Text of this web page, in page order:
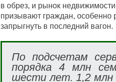
в обрез, и рынок
призывают граждан, особенно
запрыгнуть в последний вагон.
По подсчетам
порядка 4 млн
шести лет. 1,2 млн